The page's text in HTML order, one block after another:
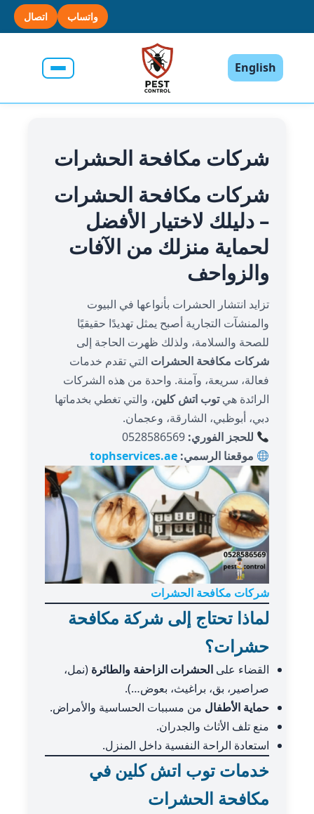
واتساب اتصال
English
شركات مكافحة الحشرات
شركات مكافحة الحشرات
– دليلك لاختيار الأفضل
لحماية منزلك من الآفات
والزواحف
تزايد انتشار الحشرات بأنواعها في البيوت
والمنشآت التجارية أصبح يمثل تهديدًا حقيقيًا
للصحة والسلامة، ولذلك ظهرت الحاجة إلى
شركات مكافحة الحشرات التي تقدم خدمات
فعالة، سريعة، وآمنة. واحدة من هذه الشركات
الرائدة هيتوب اتش كلين، والتي تغطي بخدماتها
دبي، أبوظبي، الشارقة، وعجمان.
للحجز الفوري: 0528586569
موقعنا الرسمي: tophservices.ae
شركات مكافحة الحشرات
لماذا تحتاج إلى شركة مكافحة
حشرات؟
القضاء على الحشرات الزاحفة والطائرة (نمل،
صراصير، بق، براغيث، بعوض…).
حماية الأطفال من مسببات الحساسية والأمراض.
منع تلف الأثاث والجدران.
استعادة الراحة النفسية داخل المنزل.
خدمات توب اتش كلين في
مكافحة الحشرات